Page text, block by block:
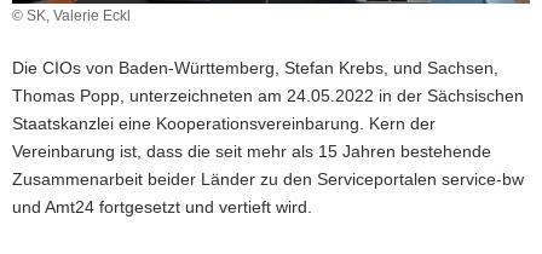
© SK, Valerie Eckl
Die CIOs von Baden-Württemberg, Stefan Krebs, und Sachsen,
Thomas Popp, unterzeichneten am 24.05.2022 in der Sächsischen
Staatskanzlei eine Kooperationsvereinbarung. Kern der
Vereinbarung ist, dass die seit mehr als 15 Jahren bestehende
Zusammenarbeit beider Länder zu den Serviceportalen service-bw
und Amt24 fortgesetzt und vertieft wird.